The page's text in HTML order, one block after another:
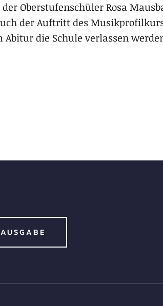
Oberstufenschüler Rosa
der Auftritt des
die Schule verlassen